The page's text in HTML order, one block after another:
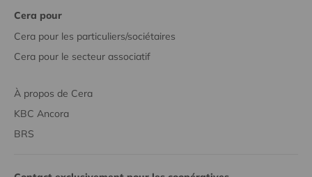
Cera pour
Cera pour les particuliers/sociétaires
Cera pour le secteur associatif
À propos de Cera
KBC Ancora
BRS